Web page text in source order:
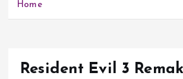
Home
Resident Evil 3